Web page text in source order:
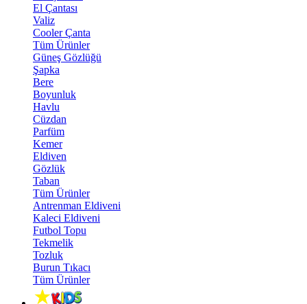
El Çantası
Valiz
Cooler Çanta
Tüm Ürünler
Güneş Gözlüğü
Şapka
Bere
Boyunluk
Havlu
Cüzdan
Parfüm
Kemer
Eldiven
Gözlük
Taban
Tüm Ürünler
Antrenman Eldiveni
Kaleci Eldiveni
Futbol Topu
Tekmelik
Tozluk
Burun Tıkacı
Tüm Ürünler